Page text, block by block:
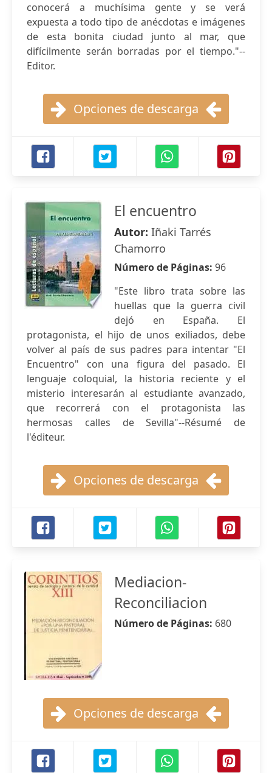
conocerá a muchísima gente y se verá
expuesta a todo tipo de anécdotas e imágenes
de esta bonita ciudad junto al mar, que
difícilmente serán borradas por el tiempo."--
Editor.
Opciones de descarga
El encuentro
Autor: Iñaki Tarrés
Chamorro
Número de Páginas: 96
"Este libro trata sobre las
huellas que la guerra civil
dejó en España. El
protagonista, el hijo de unos exiliados, debe
volver al país de sus padres para intentar "El
Encuentro" con una figura del pasado. El
lenguaje coloquial, la historia reciente y el
misterio interesarán al estudiante avanzado,
que recorrerá con el protagonista las
hermosas calles de Sevilla"--Résumé de
l'éditeur.
Opciones de descarga
Mediacion-
Reconciliacion
Número de Páginas: 680
Opciones de descarga